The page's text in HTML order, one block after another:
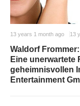
13 years 1 month ago 13
Waldorf
Eine unerwartete
geheimnisvollen
Entertainment